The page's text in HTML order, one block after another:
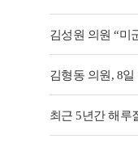
김형동 의원, 8일
최근 5년간 해루